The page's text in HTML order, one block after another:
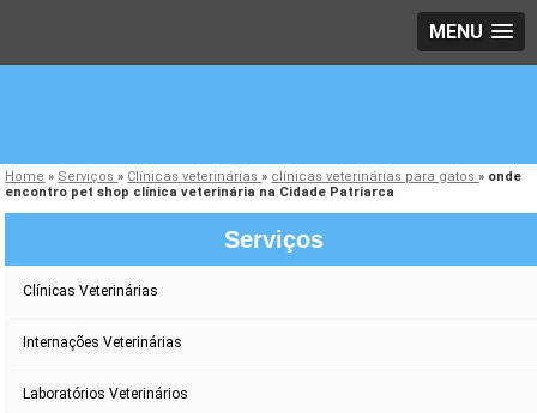
MENU
Home » Serviços» Clínicas veterinárias» clínicas veterinárias para gatos» onde
encontro pet shop clínica veterinária na Cidade Patriarca
Serviços
Clínicas Veterinárias
Internações Veterinárias
Laboratórios Veterinários